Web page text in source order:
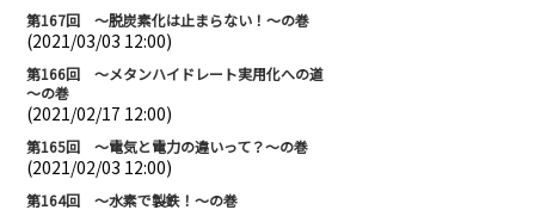
第167回 ～脱炭素化は止まらない！～の巻
(2021/03/03 12:00)
第166回 ～メタンハイドレート実用化への道
～の巻
(2021/02/17 12:00)
第165回 ～電気と電力の違いって？～の巻
(2021/02/03 12:00)
第164回 ～水素で製鉄！～の巻